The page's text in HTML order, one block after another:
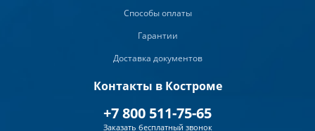
Способы оплаты
Гарантии
Доставка документов
Контакты в Костроме
+7 800 511-75-65
Заказать бесплатный звонок